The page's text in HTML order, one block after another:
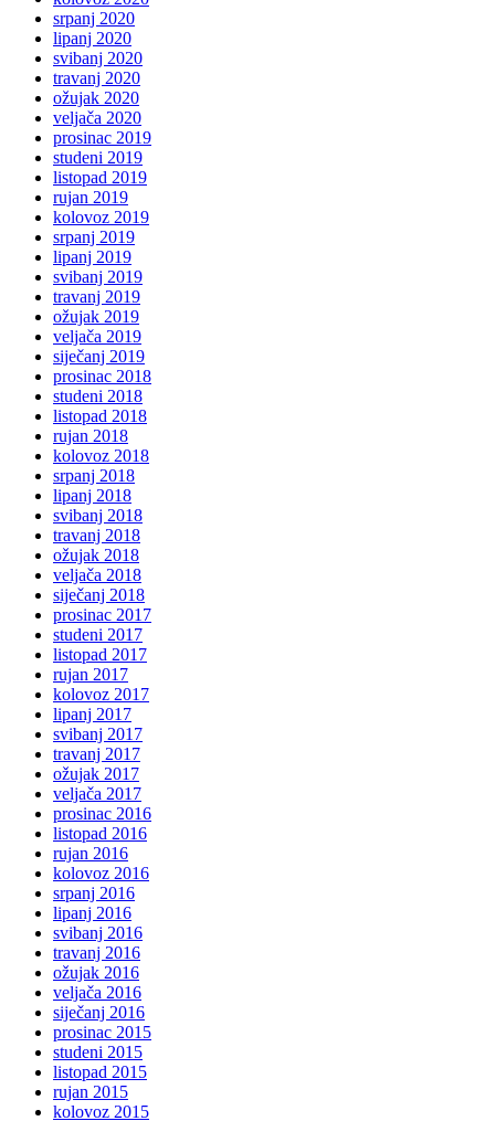
srpanj 2020
lipanj 2020
svibanj 2020
travanj 2020
ožujak 2020
veljača 2020
prosinac 2019
studeni 2019
listopad 2019
rujan 2019
kolovoz 2019
srpanj 2019
lipanj 2019
svibanj 2019
travanj 2019
ožujak 2019
veljača 2019
siječanj 2019
prosinac 2018
studeni 2018
listopad 2018
rujan 2018
kolovoz 2018
srpanj 2018
lipanj 2018
svibanj 2018
travanj 2018
ožujak 2018
veljača 2018
siječanj 2018
prosinac 2017
studeni 2017
listopad 2017
rujan 2017
kolovoz 2017
lipanj 2017
svibanj 2017
travanj 2017
ožujak 2017
veljača 2017
prosinac 2016
listopad 2016
rujan 2016
kolovoz 2016
srpanj 2016
lipanj 2016
svibanj 2016
travanj 2016
ožujak 2016
veljača 2016
siječanj 2016
prosinac 2015
studeni 2015
listopad 2015
rujan 2015
kolovoz 2015